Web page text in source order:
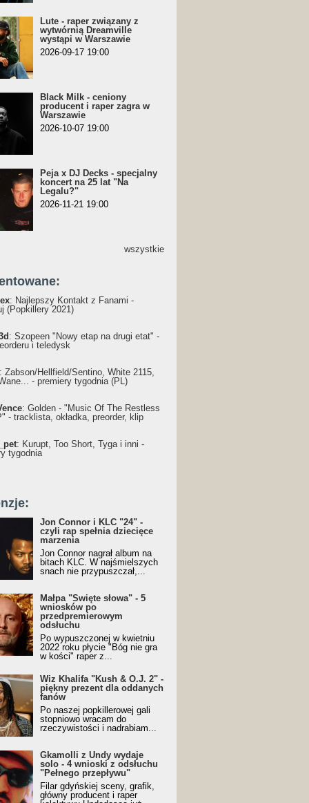
Lute - raper związany z
wytwórnią Dreamville
wystąpi w Warszawie
2026-09-17 19:00
Black Milk - ceniony
producent i raper zagra w
Warszawie
2026-10-07 19:00
Peja x DJ Decks - specjalny
koncert na 25 lat "Na
Legalu?"
2026-11-21 19:00
wszystkie
: Najlepszy Kontakt z Fanami -
(Popkillery 2021)
: Szopeen "Nowy etap na drugi etat" -
i teledysk
: Żabson/Hellfield/Sentino, White 2115,
- premiery tygodnia (PL)
: Golden - "Music Of The Restless
- tracklista, okładka, preorder, klip
: Kurupt, Too Short, Tyga i inni -
tygodnia
Jon Connor i KLC "24" -
czyli rap spełnia dziecięce
marzenia
Jon Connor nagrał album na
bitach KLC. W najśmielszych
snach nie przypuszczał,...
Małpa "Święte słowa" - 5
wniosków po
przedpremierowym
odsłuchu
Po wypuszczonej w kwietniu
2022 roku płycie "Bóg nie gra
w kości" raper z...
Wiz Khalifa "Kush & O.J. 2" -
piękny prezent dla oddanych
fanów
Po naszej popkillerowej gali
stopniowo wracam do
rzeczywistości i nadrabiam...
Gkamolli z Undy wydaje
solo - 4 wnioski z odsłuchu
"Pełnego przepływu"
Filar gdyńskiej sceny, grafik,
główny producent i raper